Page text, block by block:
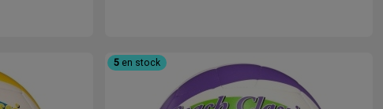
5en stock